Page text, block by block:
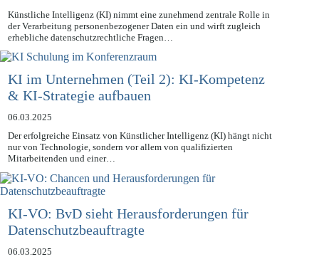
Künstliche Intelligenz (KI) nimmt eine zunehmend zentrale Rolle in
der Verarbeitung personenbezogener Daten ein und wirft zugleich
erhebliche datenschutzrechtliche Fragen…
KI im Unternehmen (Teil 2): KI-Kompetenz
& KI-Strategie aufbauen
06.03.2025
Der erfolgreiche Einsatz von Künstlicher Intelligenz (KI) hängt nicht
nur von Technologie, sondern vor allem von qualifizierten
Mitarbeitenden und einer…
KI-VO: BvD sieht Herausforderungen für
Datenschutzbeauftragte
06.03.2025